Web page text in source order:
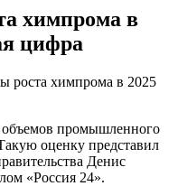
химпрома в
цифра
роста химпрома в 2025
объемов промышленного
оценку представил
Денис
«Россия 24».